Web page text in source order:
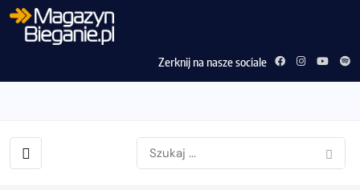
Zerknij na nasze sociale